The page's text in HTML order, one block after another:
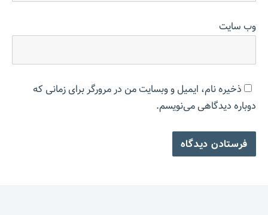
وب‌ سایت
ذخیره نام، ایمیل و وبسایت من در مرورگر برای زمانی که
دوباره دیدگاهی می‌نویسم.